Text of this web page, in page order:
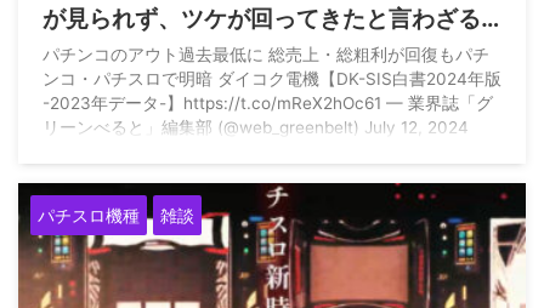
が見られず、ツケが回ってきたと言わざる
を得ない」とホルコン屋さん
パチンコのアウト過去最低に 総売上・総粗利が回復もパチ
ンコ・パチスロで明暗 ダイコク電機【DK-SIS白書2024年版
-2023年データ-】https://t.co/mReX2hOc61 — 業界誌「グ
リーンべると」編集部 (@web_greenbelt) July 12, 2024
パチスロ機種 雑談